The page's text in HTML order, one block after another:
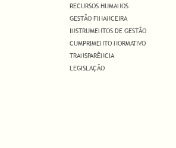
RECURSOS HUMANOS
GESTÃO FINANCEIRA
INSTRUMENTOS DE GESTÃO
CUMPRIMENTO NORMATIVO
TRANSPARÊNCIA
LEGISLAÇÃO